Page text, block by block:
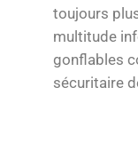
toujours
multitude
gonflables
sécuritaire